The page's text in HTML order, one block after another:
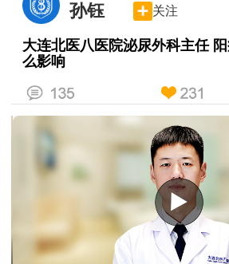
孙钰 关注
大连北医八医院泌尿外科主任
么影响